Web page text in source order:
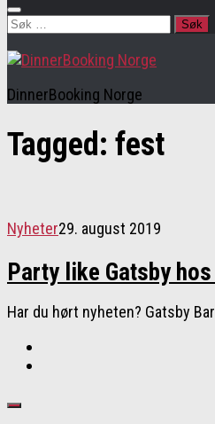
Søk
DinnerBooking Norge
Tagged: fest
Nyheter29. august 2019
Party like Gatsby
Har du hørt nyheten? Gatsby